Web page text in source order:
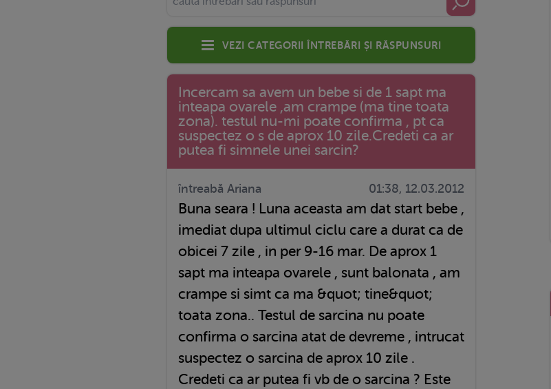
Vezi categorii întrebări și răspunsuri
Incercam sa avem un bebe si de 1 sapt ma
inteapa ovarele ,am crampe (ma tine toata
zona). testul nu-mi poate confirma , pt ca
suspectez o s de aprox 10 zile.Credeti ca ar
putea fi simnele unei sarcin?
întreabă Ariana 01:38, 12.03.2012
Buna seara ! Luna aceasta am dat start bebe ,
imediat dupa ultimul ciclu care a durat ca de
obicei 7 zile , in per 9-16 mar. De aprox 1
sapt ma inteapa ovarele , sunt balonata , am
crampe si simt ca ma &quot; tine&quot;
toata zona.. Testul de sarcina nu poate
confirma o sarcina atat de devreme , intrucat
suspectez o sarcina de aprox 10 zile .
Credeti ca ar putea fi vb de o sarcina ? Este